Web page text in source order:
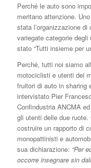
Perché le auto sono
meritano attenzione.
stata l’organizzazione
variegate categorie
stato “Tutti insieme per
Perché, tutti noi siamo
motociclisti e utenti dei
fruitori di auto in sharing
intervistato Pier
Confindustria ANCMA
gli utenti delle due
costruire un rapporto di
monopattinisti e
sua dichiarazione: “Per
occorre insegnare sin